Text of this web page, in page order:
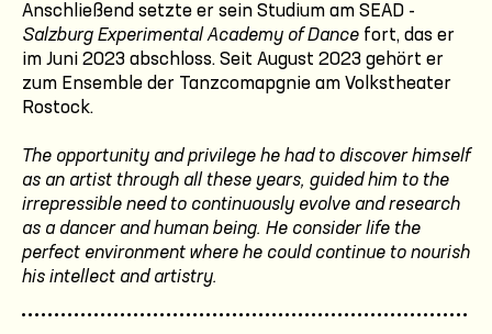
Anschließend setzte er sein Studium am SEAD -
Salzburg Experimental Academy of Dance fort, das er
im Juni 2023 abschloss. Seit August 2023 gehört er
zum Ensemble der Tanzcomapgnie am Volkstheater
Rostock.
The opportunity and privilege he had to discover himself
as an artist through all these years, guided him to the
irrepressible need to continuously evolve and research
as a dancer and human being. He consider life the
perfect environment where he could continue to nourish
his intellect and artistry.